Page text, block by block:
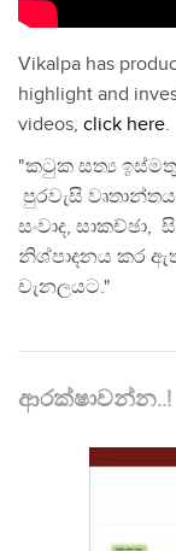
Vikalpa has
highlight and
videos, click here.
"කටුක සත්‍ය
පුරවැසි
සංවාද,
නිශ්පාදනය කර
චැනලයට."
ආරක්ෂාවන්න..!